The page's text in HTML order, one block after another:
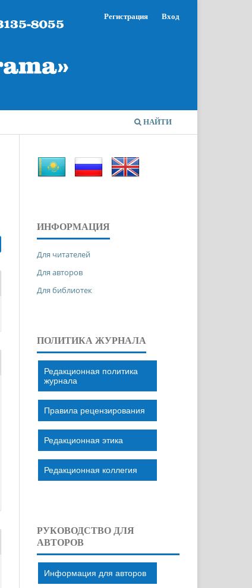
НАЙТИ
Регистрация Вход
ИНФОРМАЦИЯ
Для читателей
Для авторов
Для библиотек
ПОЛИТИКА ЖУРНАЛА
Редакционная политика
журнала
Правила рецензирования
Редакционная этика
Редакционная коллегия
РУКОВОДСТВО ДЛЯ
АВТОРОВ
Информация для авторов